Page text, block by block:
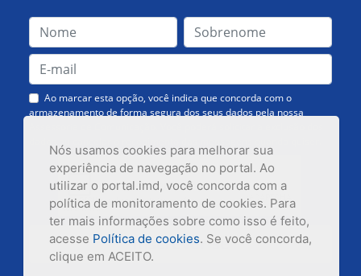
Nós usamos cookies para melhorar sua
experiência de navegação no portal. Ao
utilizar o portal.imd, você concorda com a
política de monitoramento de cookies. Para
ter mais informações sobre como isso é feito,
acesse Política de cookies. Se você concorda,
clique em ACEITO.
Ao marcar esta opção, você indica que concorda com o
armazenamento de forma segura dos seus dados pela nossa
Inscrever-se